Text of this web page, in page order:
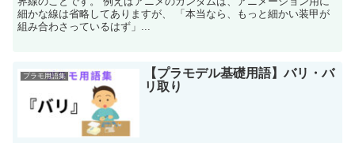
細かな線は省略してありますが、 「本当なら、もっと細かい装甲が
組み合わさっているはず」...
プラモ用語集
【プラモデル基礎用語】バリ・バ
リ取り